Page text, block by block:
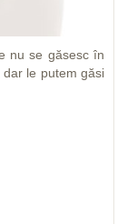
nu se găsesc în
le putem găsi